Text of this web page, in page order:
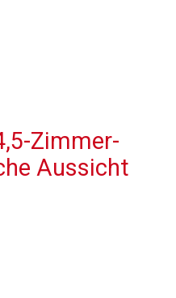
Zimmer-
Aussicht